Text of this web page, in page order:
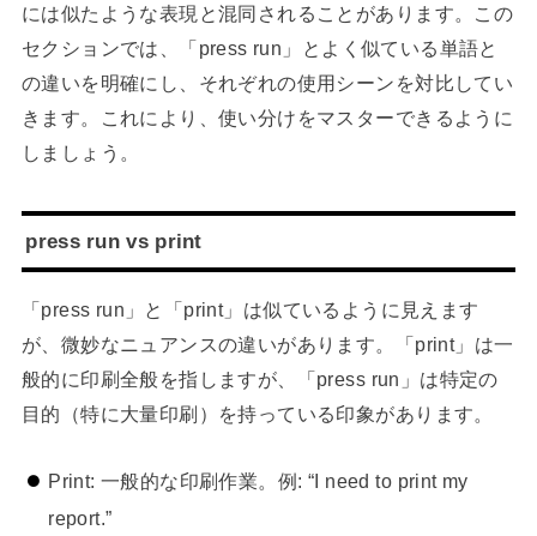
には似たような表現と混同されることがあります。この
セクションでは、「press run」とよく似ている単語と
の違いを明確にし、それぞれの使用シーンを対比してい
きます。これにより、使い分けをマスターできるように
しましょう。
press run vs print
「press run」と「print」は似ているように見えます
が、微妙なニュアンスの違いがあります。「print」は一
般的に印刷全般を指しますが、「press run」は特定の
目的（特に大量印刷）を持っている印象があります。
Print: 一般的な印刷作業。例: “I need to print my
report.”